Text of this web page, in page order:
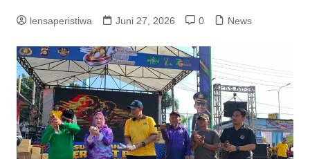
lensaperistiwa Juni 27, 2026 0 News